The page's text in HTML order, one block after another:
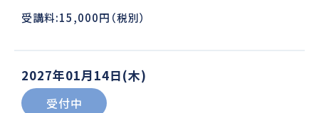
受講料:15,000円（税別）
2027年01月14日(木)
受付中